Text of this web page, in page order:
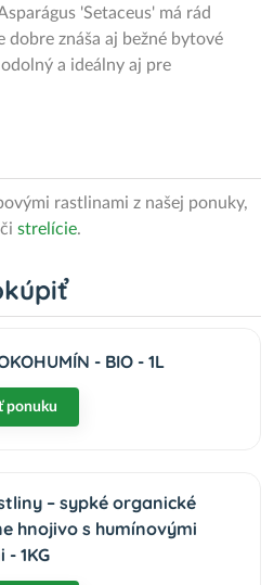
'Setaceus' má rád
dobre znáša aj bežné bytové
a ideálny aj pre
rastlinami z našej ponuky,
či strelície.
- BIO - 1L
ponuku
– sypké organické
hnojivo s humínovými
1KG